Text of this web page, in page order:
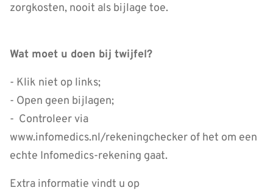
zorgkosten, nooit als bijlage toe.
Wat moet u doen bij twijfel?
- Klik niet op links;
- Open geen bijlagen;
- Controleer via
www.infomedics.nl/rekeningchecker of het om een
echte Infomedics-rekening gaat.
Extra informatie vindt u op